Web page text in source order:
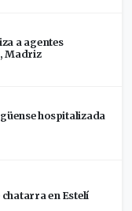
a agentes
Madriz
hospitalizada
en Estelí